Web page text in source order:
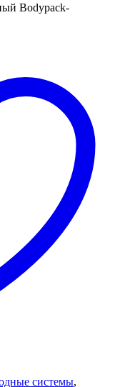
Bodypack-
системы,